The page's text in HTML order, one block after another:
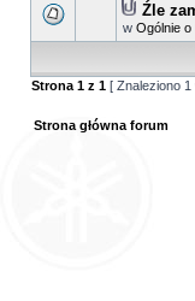
Źle
w Ogólnie o
Strona 1 z 1 [ Znaleziono 1
Strona główna forum